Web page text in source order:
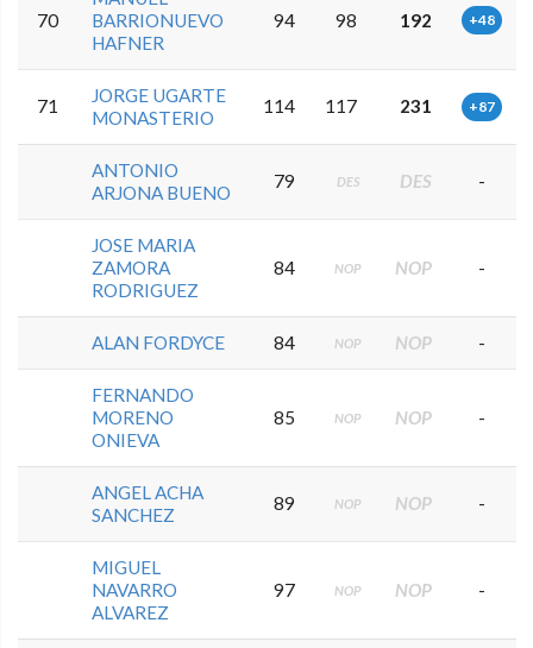
70
BARRIONUEVO
HAFNER
94 98 192 +48
71
JORGE UGARTE
MONASTERIO
114 117 231 +87
ANTONIO
ARJONA BUENO
79 DES DES -
JOSE MARIA
ZAMORA
RODRIGUEZ
84 NOP NOP -
ALAN FORDYCE 84 NOP NOP -
FERNANDO
MORENO
ONIEVA
85 NOP NOP -
ANGEL ACHA
SANCHEZ
89 NOP NOP -
MIGUEL
NAVARRO
ALVAREZ
97 NOP NOP -